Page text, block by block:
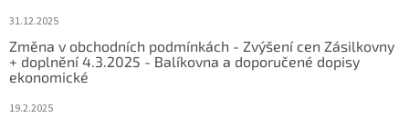
31.12.2025
Změna v obchodních podmínkách - Zvýšení cen Zásilkovny
+ doplnění 4.3.2025 - Balíkovna a doporučené dopisy
ekonomické
19.2.2025